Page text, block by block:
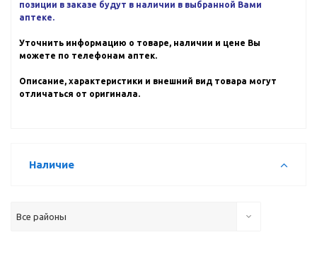
позиции в заказе будут в наличии в выбранной Вами
аптеке.
Уточнить информацию о товаре, наличии и цене Вы
можете по телефонам аптек.
Описание, характеристики и внешний вид товара могут
отличаться от оригинала.
Наличие
Все районы